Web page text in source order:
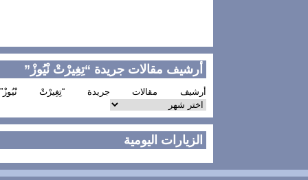
أرشيف مقالات جريدة “تِغِيرْتْ نْيُوزْ”
أرشيف مقالات جريدة “تِغِيرْتْ نْيُوزْ”
الزيارات اليومية